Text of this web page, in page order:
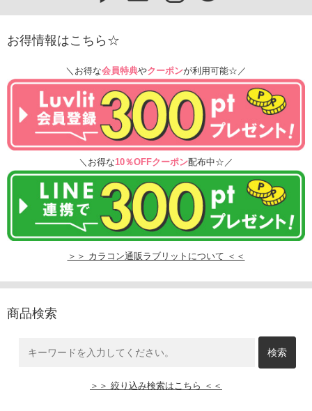
お得情報はこちら☆
＼お得な会員特典やクーポンが利用可能☆／
＼お得な10％OFFクーポン配布中☆／
＞＞ カラコン通販ラブリットについて ＜＜
商品検索
＞＞ 絞り込み検索はこちら ＜＜